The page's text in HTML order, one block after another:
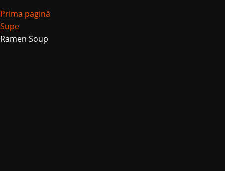
Prima pagină
Supe
Ramen Soup